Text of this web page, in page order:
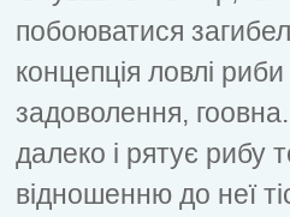
побоюватися
концепція ловлі
задоволення,
далеко і рятує рибу
відношенню до неї